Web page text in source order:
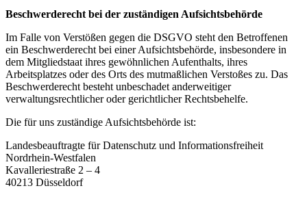
Beschwerderecht bei der zuständigen Aufsichtsbehörde
Im Falle von Verstößen gegen die DSGVO steht den Betroffenen
ein Beschwerderecht bei einer Aufsichtsbehörde, insbesondere in
dem Mitgliedstaat ihres gewöhnlichen Aufenthalts, ihres
Arbeitsplatzes oder des Orts des mutmaßlichen Verstoßes zu. Das
Beschwerderecht besteht unbeschadet anderweitiger
verwaltungsrechtlicher oder gerichtlicher Rechtsbehelfe.
Die für uns zuständige Aufsichtsbehörde ist:
Landesbeauftragte für Datenschutz und Informationsfreiheit
Nordrhein-Westfalen
Kavalleriestraße 2 – 4
40213 Düsseldorf